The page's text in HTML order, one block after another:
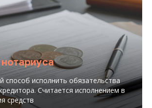
способ исполнить обязательства
Считается исполнением в
средств